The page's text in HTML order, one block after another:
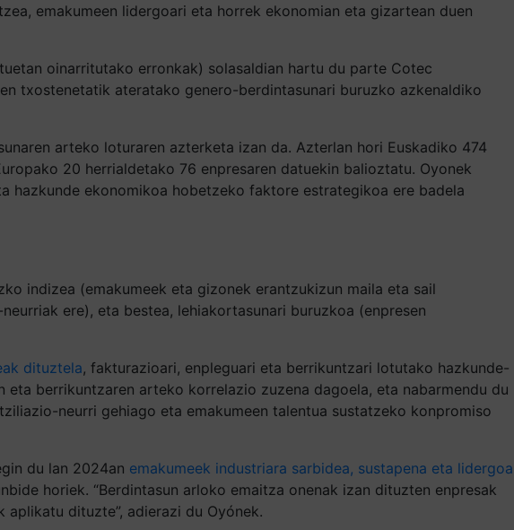
emakumeen lidergoari eta horrek ekonomian eta gizartean duen
oinarritutako erronkak) solasaldian hartu du parte Cotec
txostenetatik ateratako genero-berdintasunari buruzko azkenaldiko
arteko loturaren azterketa izan da. Azterlan hori Euskadiko 474
20 herrialdetako 76 enpresaren datuekin balioztatu. Oyonek
hazkunde ekonomikoa hobetzeko faktore estrategikoa ere badela
indizea (emakumeek eta gizonek erantzukizun maila eta sail
ere), eta bestea, lehiakortasunari buruzkoa (enpresen
dituztela, fakturazioari, enpleguari eta berrikuntzari lotutako hazkunde-
berrikuntzaren arteko korrelazio zuzena dagoela, eta nabarmendu du
neurri gehiago eta emakumeen talentua sustatzeko konpromiso
du lan 2024an emakumeek industriara sarbidea, sustapena eta lidergoa
horiek. “Berdintasun arloko emaitza onenak izan dituzten enpresak
dituzte”, adierazi du Oyónek.